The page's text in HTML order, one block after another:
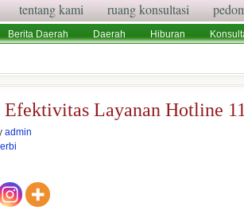
tentang kami ruang konsultasi
Berita Daerah Daerah Hiburan
Efektivitas Layanan Hotline
admin